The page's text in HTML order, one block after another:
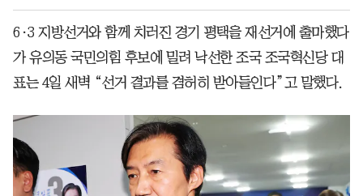
6·3 지방선거와 함께 치러진 경기 평택을 재선거에 출마했다
가 유의동 국민의힘 후보에 밀려 낙선한 조국 조국혁신당 대
표는 4일 새벽 “선거 결과를 겸허히 받아들인다”고 말했다.